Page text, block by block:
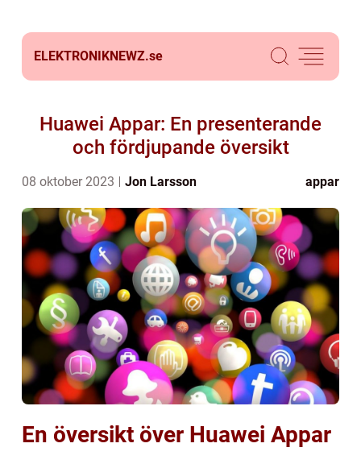
ELEKTRONIKNEWZ.se
Huawei Appar: En presenterande
och fördjupande översikt
08 oktober 2023 Jon Larsson appar
En översikt över Huawei Appar